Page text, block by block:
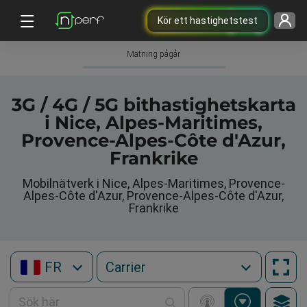
Kör ett hastighetstest
Mätning pågår
3G / 4G / 5G bithastighetskarta
i Nice, Alpes-Maritimes,
Provence-Alpes-Côte d'Azur,
Frankrike
Mobilnätverk i Nice, Alpes-Maritimes, Provence-
Alpes-Côte d'Azur, Provence-Alpes-Côte d'Azur,
Frankrike
FR